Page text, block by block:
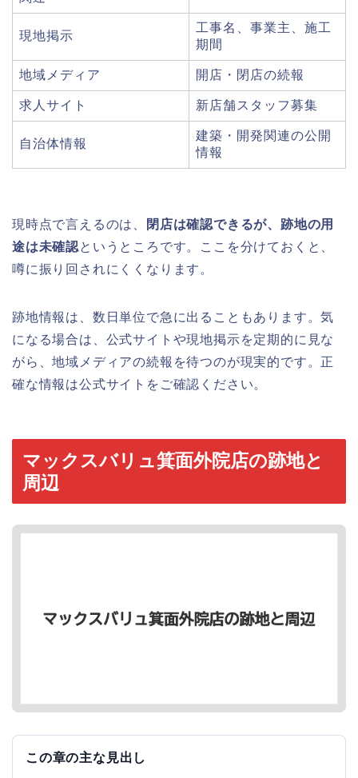
現地掲示
工事名、事業主、施工
期間
地域メディア 開店・閉店の続報
求人サイト 新店舗スタッフ募集
自治体情報
建築・開発関連の公開
情報
現時点で言えるのは、
閉店は確認できるが、跡地の用
途は未確認というところです。ここを分けておくと、
噂に振り回されにくくなります。
跡地情報は、数日単位で急に出ることもあります。気
になる場合は、公式サイトや現地掲示を定期的に見な
がら、地域メディアの続報を待つのが現実的です。正
確な情報は公式サイトをご確認ください。
マックスバリュ箕面外院店の跡地と
周辺
この章の主な見出し